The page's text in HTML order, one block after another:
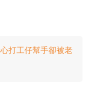
打工仔幫手卻被老